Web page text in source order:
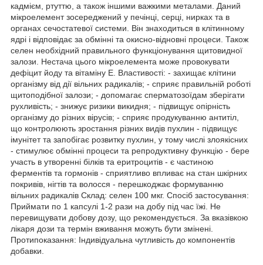
кадмієм, ртуттю, а також іншими важкими металами. Даний
мікроелемент зосереджений у печінці, серці, нирках та в
органах сечостатевої системи. Він знаходиться в клітинному
ядрі і відповідає за обмінні та окисно-відновні процеси. Також
селен необхідний правильного функціонування щитовидної
залози. Нестача цього мікроелемента може провокувати
дефіцит йоду та вітаміну Е. Властивості: - захищає клітини
організму від дії вільних радикалів; - сприяє правильній роботі
щитоподібної залози; - допомагає сперматозоїдам зберігати
рухливість; - знижує ризики викидня; - підвищує опірність
організму до різних вірусів; - сприяє продукуванню антитіл,
що контролюють зростання різних видів пухлин - підвищує
імунітет та запобігає розвитку пухлин, у тому числі злоякісних
- стимулює обмінні процеси та репродуктивну функцію - бере
участь в утворенні білків та еритроцитів - є частиною
ферментів та гормонів - сприятливо впливає на стан шкірних
покривів, нігтів та волосся - перешкоджає формуванню
вільних радикалів Склад: селен 100 мкг. Спосіб застосування:
Приймати по 1 капсулі 1-2 рази на добу під час їжі. Не
перевищувати добову дозу, що рекомендується. За вказівкою
лікаря дози та термін вживання можуть бути змінені.
Протипоказання: Індивідуальна чутливість до компонентів
добавки.